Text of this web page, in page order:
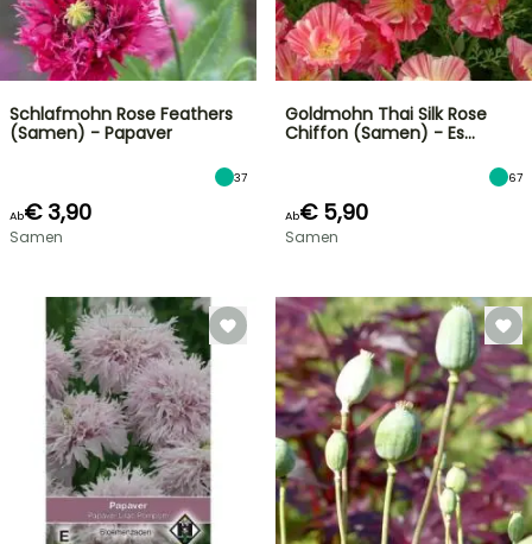
Schlafmohn Rose Feathers
(Samen) - Papaver
37
Ab€ 3,90
Samen
Goldmohn Thai Silk Rose
Chiffon (Samen) - Es…
67
Ab€ 5,90
Samen